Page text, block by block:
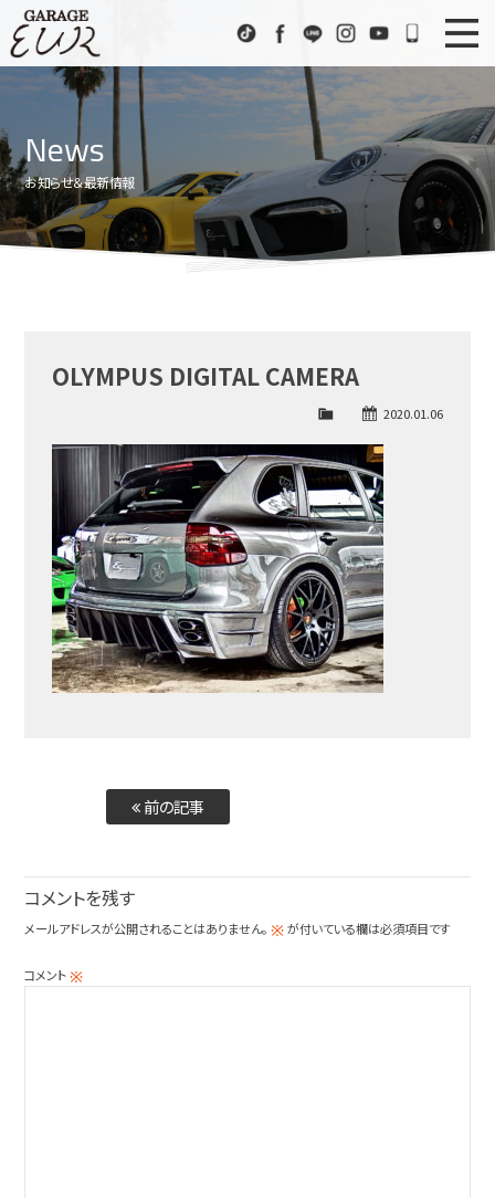
TikTokFacebook
LINE InstagramYoutube072-
ニュース
Stock List
在庫車情報
EUR Sports
EURスポーツ
アクセス
News
お知らせ＆最新情報
OLYMPUS DIGITAL CAMERA
2020.01.06
前の記事
コメントを残す
メールアドレスが公開されることはありません。 ※が付いている欄は必須項目です
コメント※